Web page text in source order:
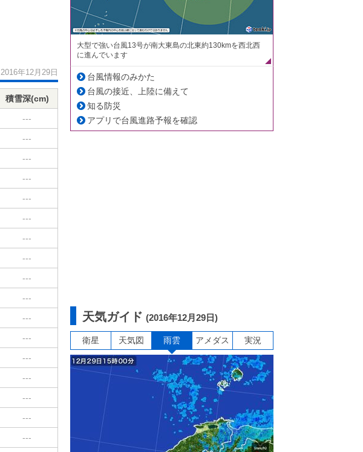
2016年12月29日
積雪深(cm)
---
---
---
---
---
---
---
---
---
---
---
---
---
---
---
---
---
大型で強い台風13号が南大東島の北東約130kmを西北西
に進んでいます
台風情報のみかた
台風の接近、上陸に備えて
知る防災
アプリで台風進路予報を確認
天気ガイド (2016年12月29日)
衛星 天気図 雨雲 アメダス 実況